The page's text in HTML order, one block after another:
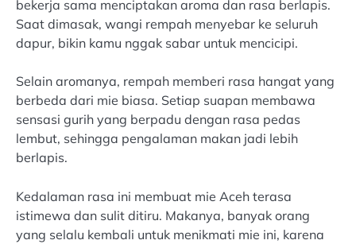
bekerja sama menciptakan aroma dan rasa berlapis.
Saat dimasak, wangi rempah menyebar ke seluruh
dapur, bikin kamu nggak sabar untuk mencicipi.
Selain aromanya, rempah memberi rasa hangat yang
berbeda dari mie biasa. Setiap suapan membawa
sensasi gurih yang berpadu dengan rasa pedas
lembut, sehingga pengalaman makan jadi lebih
berlapis.
Kedalaman rasa ini membuat mie Aceh terasa
istimewa dan sulit ditiru. Makanya, banyak orang
yang selalu kembali untuk menikmati mie ini, karena